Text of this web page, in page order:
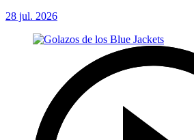
28 jul. 2026